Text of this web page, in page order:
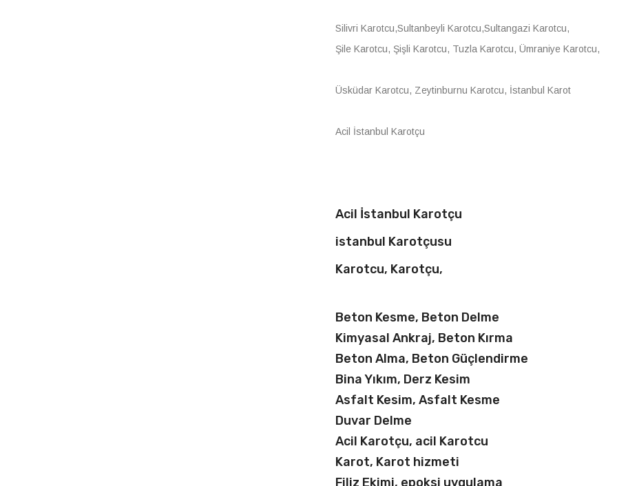
Silivri Karotcu,Sultanbeyli Karotcu,Sultangazi Karotcu,
Şile Karotcu, Şişli Karotcu, Tuzla Karotcu, Ümraniye Karotcu,
Üsküdar Karotcu, Zeytinburnu Karotcu, İstanbul Karot
Acil İstanbul Karotçu
Acil İstanbul Karotçu
istanbul Karotçusu
Karotcu, Karotçu,
Beton Kesme, Beton Delme
Kimyasal Ankraj, Beton Kırma
Beton Alma, Beton Güçlendirme
Bina Yıkım, Derz Kesim
Asfalt Kesim, Asfalt Kesme
Duvar Delme
Acil Karotçu, acil Karotcu
Karot, Karot hizmeti
Filiz Ekimi, epoksi uygulama